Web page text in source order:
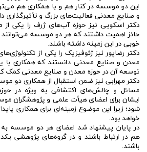
این دو موسسه در کنار هم و با همکاری هم
و صنایع معدنی فعالیت‌های بزرگ و تأثیرگذاری
دکتر اسکویی نیز حوزه آب‌های ژرف را یکی
حائز اهمیت داشتند که هر دو موسسه می‌توانند
خوبی در این زمینه داشته باشند.
دکتر رضاپور نیز ژئوفیزیک را یکی از
معدن و صنایع معدنی دانستند که همکاری با
توسعه آن در حوزه معدن و صنایع معدنی کمک
دکتر مهرابی نیز ضمن استقبال از همکاری دو
مسائل و چالش‌های اکتشافی به ویژه در
ایشان برای اعضای هیأت علمی و پژوهشگران
شود؛ زیرا این موضوع زمینه‌ای برای همکاری
خواهد بود.
در پایان پیشنهاد شد اعضای هر دو موسسه
هم در ارتباط باشند و در گروه‌های پژوهشی
باشند.